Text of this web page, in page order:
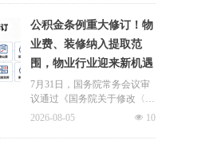
一系列经营动作，也为行业下
半年发展指明方向。
公积金条例重大修订！物
业费、装修纳入提取范
围，物业行业迎来新机遇
7月31日，国务院常务会议审
议通过《国务院关于修改〈住
房公积金管理条例〉的决定
景迎来历史性扩容。提取情形
넶 10
2026-08-05